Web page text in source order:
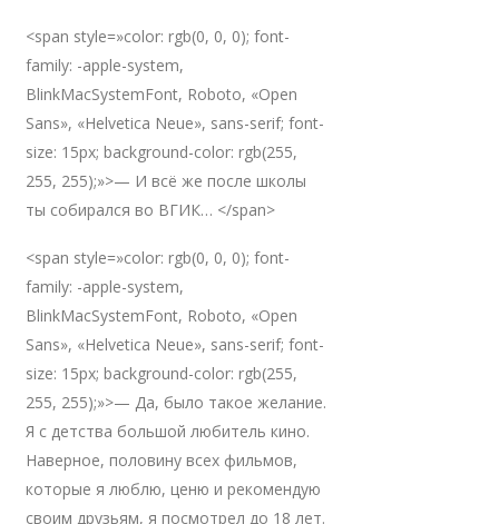
<span style=»color: rgb(0, 0, 0); font-
family: -apple-system,
BlinkMacSystemFont, Roboto, «Open
Sans», «Helvetica Neue», sans-serif; font-
size: 15px; background-color: rgb(255,
255, 255);»>— И всё же после школы
ты собирался во ВГИК… </span>
<span style=»color: rgb(0, 0, 0); font-
family: -apple-system,
BlinkMacSystemFont, Roboto, «Open
Sans», «Helvetica Neue», sans-serif; font-
size: 15px; background-color: rgb(255,
255, 255);»>— Да, было такое желание.
Я с детства большой любитель кино.
Наверное, половину всех фильмов,
которые я люблю, ценю и рекомендую
своим друзьям, я посмотрел до 18 лет.